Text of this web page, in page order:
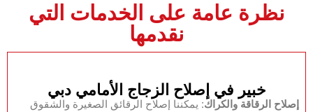
‏نظرة عامة على الخدمات التي
نقدمها‏
‏خبير في إصلاح الزجاج الأمامي دبي‏
‏إصلاح الرقاقة والكراك: ‏‏ يمكننا إصلاح الرقائق الصغيرة والشقوق